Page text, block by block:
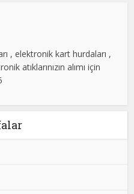
, elektronik kart hurdaları ,
atıklarınızın alımı için